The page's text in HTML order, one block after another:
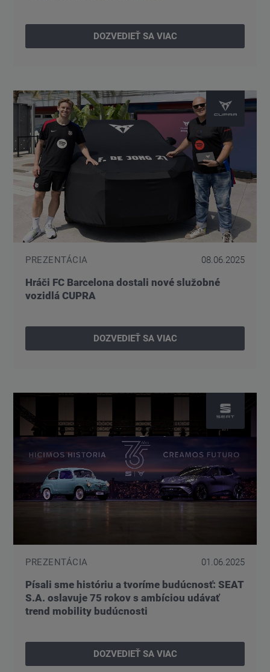
DOZVEDIEŤ SA VIAC
PREZENTÁCIA 08.06.2025
Hráči FC Barcelona dostali nové služobné
vozidlá CUPRA
DOZVEDIEŤ SA VIAC
PREZENTÁCIA 01.06.2025
Písali sme históriu a tvoríme budúcnosť: SEAT
S.A. oslavuje 75 rokov s ambíciou udávať
trend mobility budúcnosti
DOZVEDIEŤ SA VIAC